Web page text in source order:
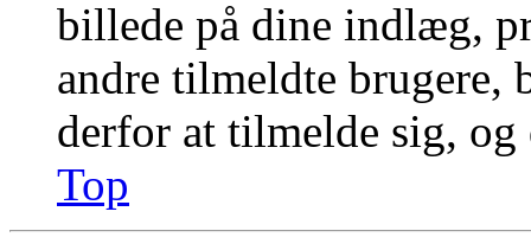
billede på dine indlæg,
andre tilmeldte brugere,
derfor at tilmelde sig,
Top